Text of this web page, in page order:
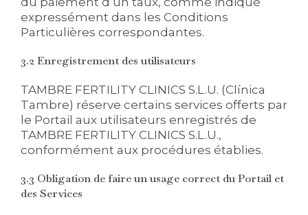
expressément dans les Conditions
Particulières correspondantes.
3.2 Enregistrement des utilisateurs
TAMBRE FERTILITY CLINICS S.L.U. (Clínica
Tambre) réserve certains services offerts par
le Portail aux utilisateurs enregistrés de
TAMBRE FERTILITY CLINICS S.L.U.,
conformément aux procédures établies.
3.3 Obligation de faire un usage correct du Portail et
des Services